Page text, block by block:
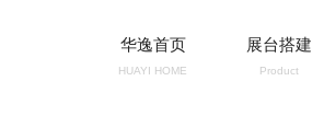
华逸首页
HUAYI HOME
展台搭建
Product